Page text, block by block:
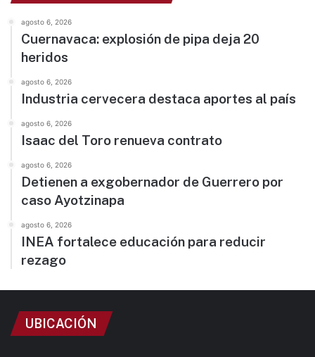
agosto 6, 2026
Cuernavaca: explosión de pipa deja 20
heridos
agosto 6, 2026
Industria cervecera destaca aportes al país
agosto 6, 2026
Isaac del Toro renueva contrato
agosto 6, 2026
Detienen a exgobernador de Guerrero por
caso Ayotzinapa
agosto 6, 2026
INEA fortalece educación para reducir
rezago
UBICACIÓN